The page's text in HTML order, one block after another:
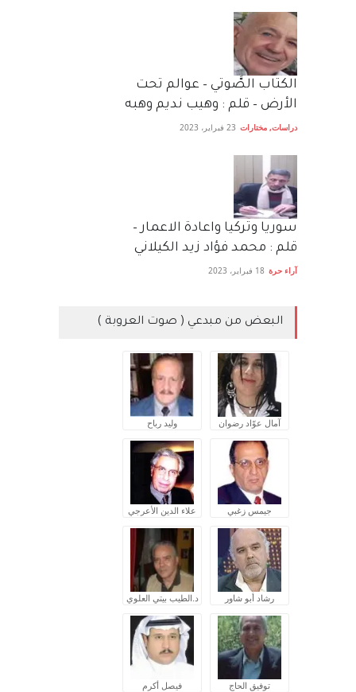
الكتاب الصَّوتي – عوالم تحت
الأرض – قلم : وهيب نديم وهبه
دراسات, مختارات 23 فبراير، 2023
سوريا وتركيا واعادة الاعمار –
قلم : محمد فؤاد زيد الكيلاني
آراء حرة 18 فبراير، 2023
البعض من مبدعي ( صوت العروبة )
آمال عوّاد رضوان وليد رباح
جيمس زغبي علاء الدين الأعرجي
رشاد أبو شاور د.الطيب بيتي العلوي
توفيق الحاج فيصل أكرم